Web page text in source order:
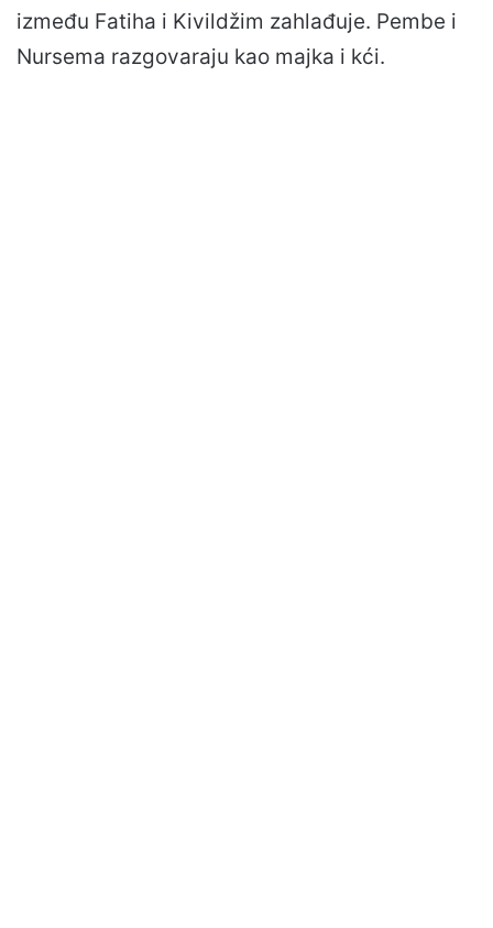
između Fatiha i Kivildžim zahlađuje. Pembe i
Nursema razgovaraju kao majka i kći.